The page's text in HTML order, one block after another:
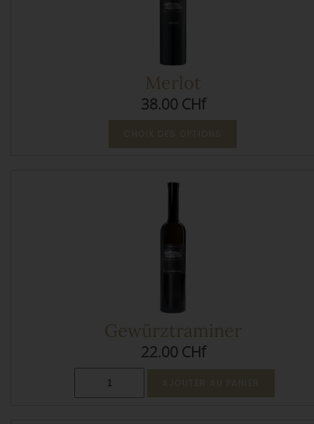
Merlot
38.00 CHf
Gewürztraminer
22.00 CHf